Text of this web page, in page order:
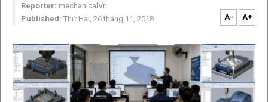
Reporter: mechanicalVn
Published: Thứ Hai, 26 tháng 11, 2018 A- A+